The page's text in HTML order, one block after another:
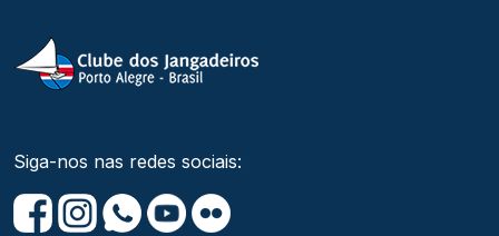
Siga-nos nas redes sociais: